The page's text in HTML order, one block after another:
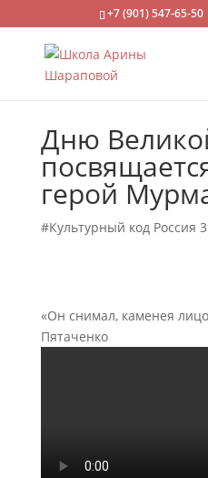
+7 (901) 547-65-50
Дню
герой
#Культурный код Россия
«Он снимал, каменея
Пятаченко